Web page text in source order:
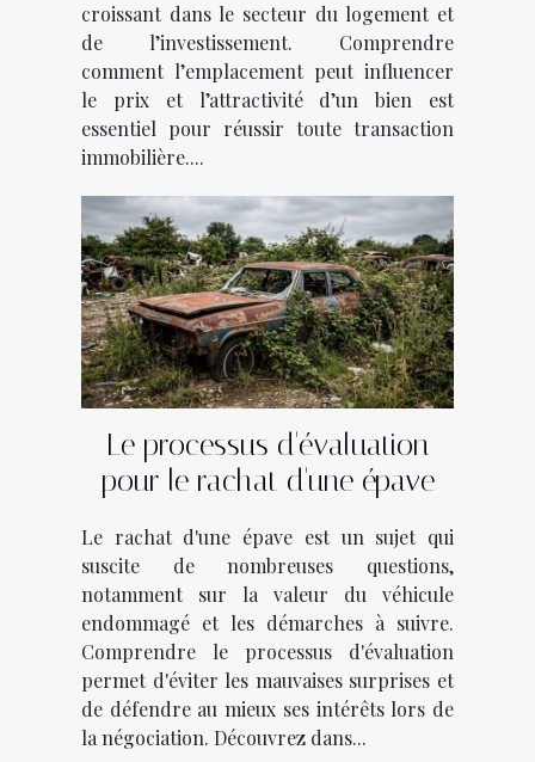
croissant dans le secteur du logement et
de l’investissement. Comprendre
comment l’emplacement peut influencer
le prix et l’attractivité d’un bien est
essentiel pour réussir toute transaction
immobilière....
Le processus d'évaluation
pour le rachat d'une épave
Le rachat d'une épave est un sujet qui
suscite de nombreuses questions,
notamment sur la valeur du véhicule
endommagé et les démarches à suivre.
Comprendre le processus d'évaluation
permet d'éviter les mauvaises surprises et
de défendre au mieux ses intérêts lors de
la négociation. Découvrez dans...